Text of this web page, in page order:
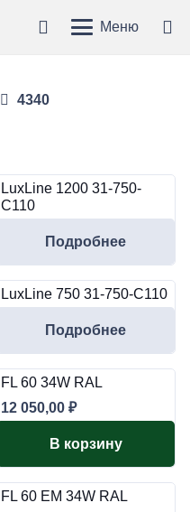
Меню
4340
LuxLine 1200 31-750-
C110
Подробнее
LuxLine 750 31-750-C110
Подробнее
FL 60 34W RAL
12 050,00 ₽
В корзину
FL 60 EM 34W RAL